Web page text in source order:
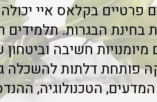
בקלאס איי
הבגרות. תלמידים
חשיבה
דלתות להשכלה
המדעים, הטכנולוגיה,